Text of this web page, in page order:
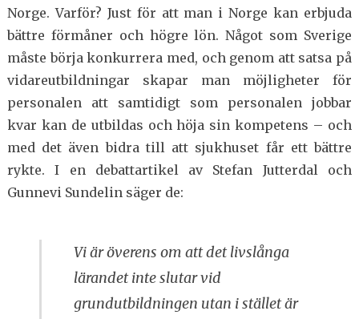
Norge. Varför? Just för att man i Norge kan erbjuda
bättre förmåner och högre lön. Något som Sverige
måste börja konkurrera med, och genom att satsa på
vidareutbildningar skapar man möjligheter för
personalen att samtidigt som personalen jobbar
kvar kan de utbildas och höja sin kompetens – och
med det även bidra till att sjukhuset får ett bättre
rykte. I en debattartikel av Stefan Jutterdal och
Gunnevi Sundelin säger de:
Vi är överens om att det livslånga
lärandet inte slutar vid
grundutbildningen utan i stället är